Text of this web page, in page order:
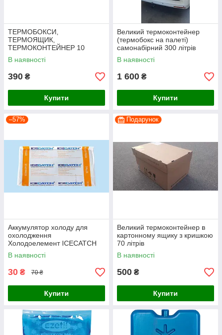
ТЕРМОБОКСИ,
ТЕРМОЯЩИК,
ТЕРМОКОНТЕЙНЕР 10
ЛІТРІВ
В наявності
390 ₴
Купити
Великий термоконтейнер
(термобокс на палеті)
самонабірний 300 літрів
В наявності
1 600 ₴
Купити
–57%
Аккумулятор холоду для
охолодження
Холодоелемент ICECATCH
Solid Insulated CHILLED +2°C
до 8°C 1100 грам
В наявності
30 ₴ 70 ₴
Купити
Подарунок
Великий термоконтейнер в
картонному ящику з кришкою
70 літрів
В наявності
500 ₴
Купити